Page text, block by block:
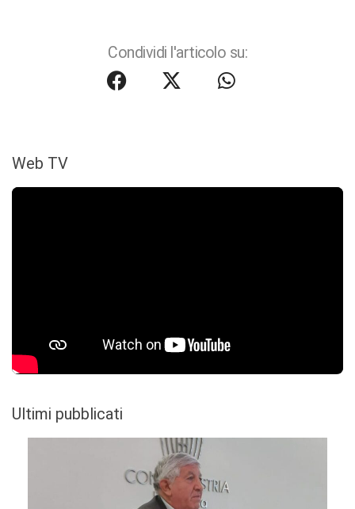
Condividi l'articolo su:
Web TV
Ultimi pubblicati